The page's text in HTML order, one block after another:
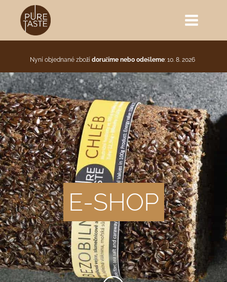
Nyní objednané zboží doručíme nebo odešleme: 10. 8. 2026
E-SHOP